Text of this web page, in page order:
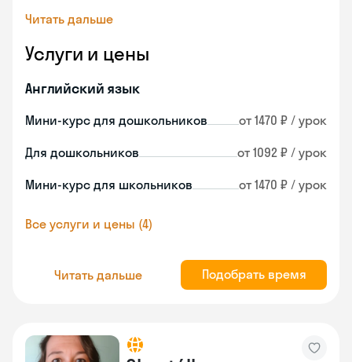
Читать дальше
Услуги и цены
Английский язык
Мини-курс для дошкольников от 1470 ₽ / урок
Для дошкольников от 1092 ₽ / урок
Мини-курс для школьников от 1470 ₽ / урок
Все услуги и цены (4)
Читать дальше Подобрать время